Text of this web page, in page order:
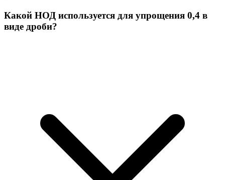
Какой НОД используется для упрощения 0,4 в
виде дроби?